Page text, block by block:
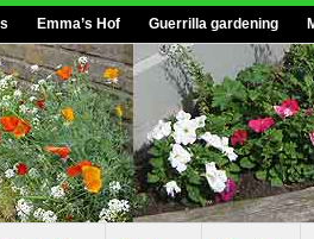
Emma’s Hof Guerrilla gardening